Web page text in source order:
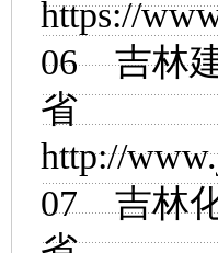
https://
06吉林
省
http://
07吉林